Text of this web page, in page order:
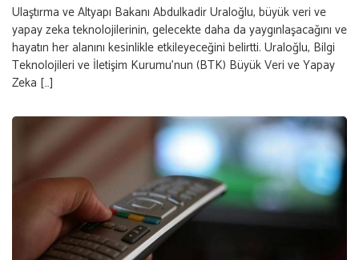
Ulaştırma ve Altyapı Bakanı Abdulkadir Uraloğlu, büyük veri ve
yapay zeka teknolojilerinin, gelecekte daha da yaygınlaşacağını ve
hayatın her alanını kesinlikle etkileyeceğini belirtti. Uraloğlu, Bilgi
Teknolojileri ve İletişim Kurumu’nun (BTK) Büyük Veri ve Yapay
Zeka […]